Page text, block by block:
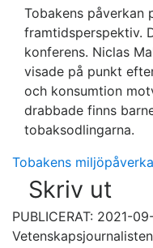
Tobakens påverkan
framtidsperspektiv.
konferens. Niclas
visade på punkt
och konsumtion
drabbade finns
tobaksodlingarna.
Tobakens
Skriv ut
PUBLICERAT: 2021-